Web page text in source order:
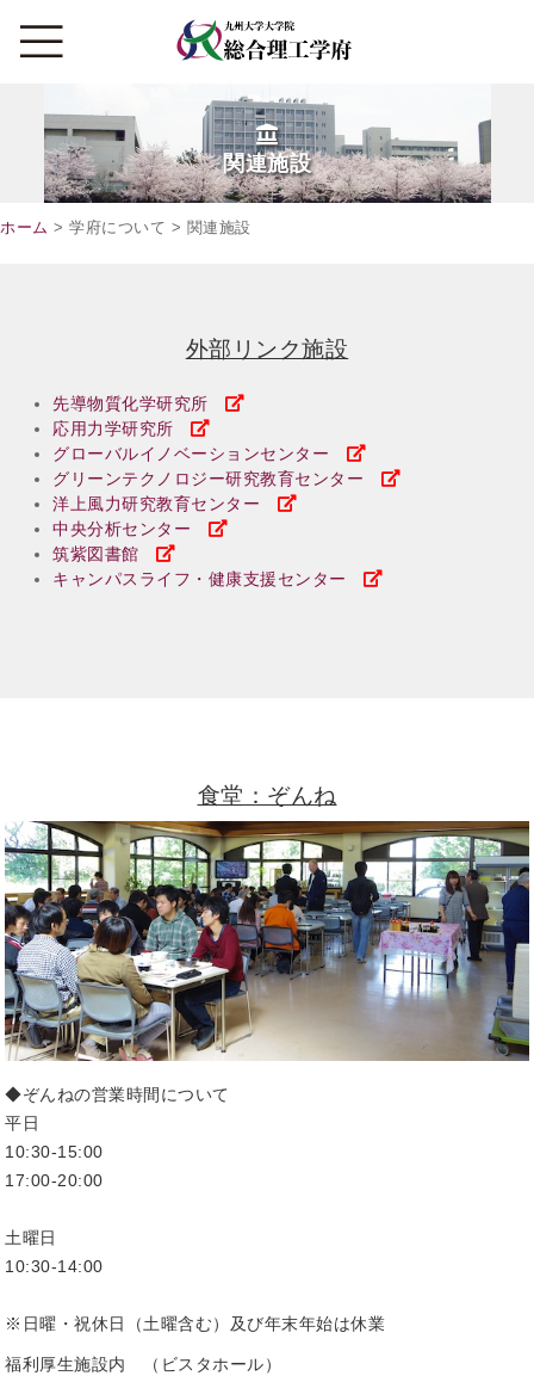
関連施設
ホーム > 学府について > 関連施設
外部リンク施設
先導物質化学研究所
応用力学研究所
グローバルイノベーションセンター
グリーンテクノロジー研究教育センター
洋上風力研究教育センター
中央分析センター
筑紫図書館
キャンパスライフ・健康支援センター
食堂：ぞんね
◆ぞんねの営業時間について
平日
10:30-15:00
17:00-20:00
土曜日
10:30-14:00
※日曜・祝休日（土曜含む）及び年末年始は休業
福利厚生施設内 （ビスタホール）